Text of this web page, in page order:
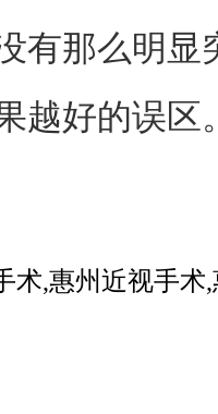
有那么明
越好的误区